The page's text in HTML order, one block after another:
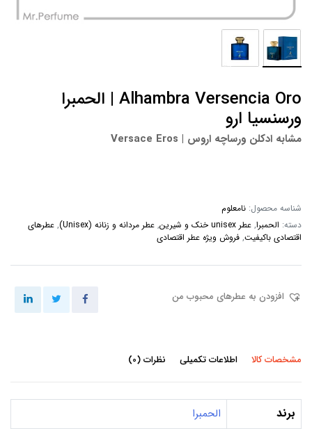
Alhambra Versencia Oro | الحمبرا
ورسنسیا ارو
مشابه ادکلن ورساچه اروس | Versace Eros
شناسه محصول: نامعلوم
دسته: الحمبرا, عطر unisex خنک و شیرین , عطر مردانه و زنانه (Unisex) , عطرهای
اقتصادی باکیفیت, فروش ویژه عطر اقتصادی
افزودن به عطرهای محبوب من
مشخصات کالا اطلاعات تکمیلی نظرات (0)
برند الحمبرا